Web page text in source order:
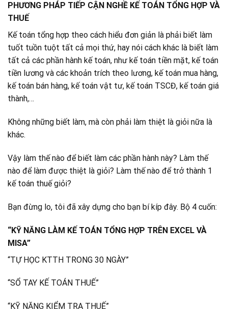
PHƯƠNG PHÁP TIẾP CẬN NGHỀ KẾ TOÁN TỔNG HỢP VÀ
THUẾ
Kế toán tổng hợp theo cách hiểu đơn giản là phải biết làm
tuốt tuồn tuột tất cả mọi thứ, hay nói cách khác là biết làm
tất cả các phần hành kế toán, như kế toán tiền mặt, kế toán
tiền lương và các khoản trích theo lương, kế toán mua hàng,
kế toán bán hàng, kế toán vật tư, kế toán TSCĐ, kế toán giá
thành,…
Không những biết làm, mà còn phải làm thiệt là giỏi nữa là
khác.
Vậy làm thế nào để biết làm các phần hành này? Làm thế
nào để làm được thiệt là giỏi? Làm thế nào để trở thành 1
kế toán thuế giỏi?
Bạn đừng lo, tôi đã xây dựng cho bạn bí kíp đây. Bộ 4 cuốn:
“KỸ NĂNG LÀM KẾ TOÁN TỔNG HỢP TRÊN EXCEL VÀ
MISA”
“TỰ HỌC KTTH TRONG 30 NGÀY”
“SỔ TAY KẾ TOÁN THUẾ”
“KỸ NĂNG KIỂM TRA THUẾ”